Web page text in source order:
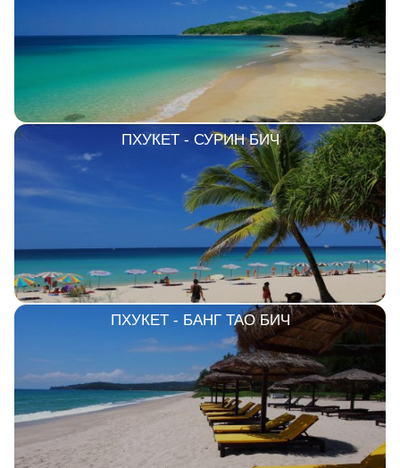
ПХУКЕТ - СУРИН БИЧ
ПХУКЕТ - БАНГ ТАО БИЧ